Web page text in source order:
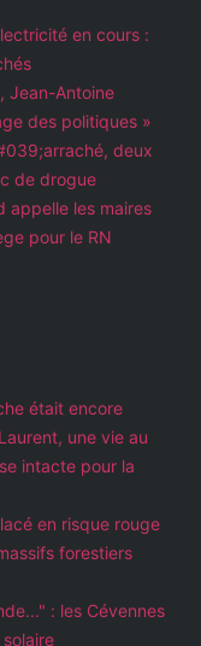
en cours :
Jean-Antoine
des politiques »
deux
de drogue
appelle les maires
pour le RN
était encore
une vie au
intacte pour la
en risque rouge
forestiers
: les Cévennes